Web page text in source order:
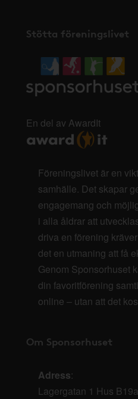
Stötta föreningslivet
En del av AwardIt
Föreningslivet är en
samhälle. Det skapar
engagemang och
i alla åldrar att
driva en förening
det en utmaning att få
Genom Sponsorhuset
din favoritförening
online – utan att det
Om Sponsorhuset
Adress:
Lagergatan 1 Hus